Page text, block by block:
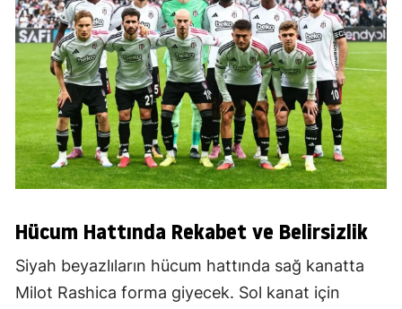
Hücum Hattında Rekabet ve Belirsizlik
Siyah beyazlıların hücum hattında sağ kanatta
Milot Rashica forma giyecek. Sol kanat için